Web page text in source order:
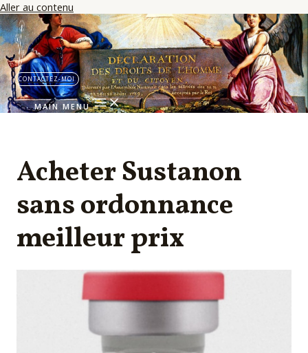
Aller au contenu
CONTACTEZ-MOI
MAIN MENU
Acheter Sustanon
sans ordonnance
meilleur prix